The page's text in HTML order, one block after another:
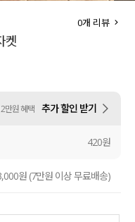
웨어
켓
0개 리뷰
만원 혜택 추가 할인 받기
420원
원 (7만원 이상 무료배송)